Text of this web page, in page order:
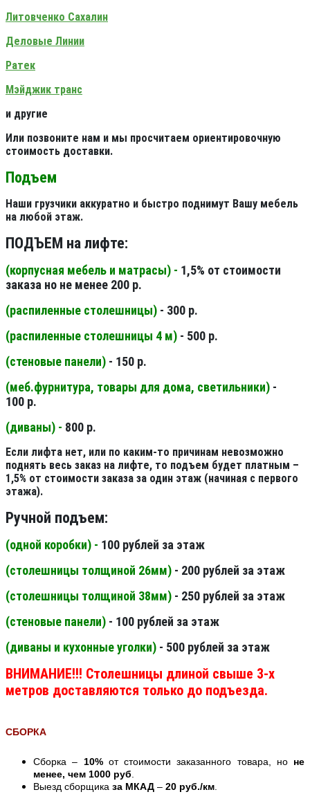
Литовченко Сахалин
Деловые Линии
Ратек
Мэйджик транс
и другие
Или позвоните нам и мы просчитаем ориентировочную
стоимость доставки.
Подъем
Наши грузчики аккуратно и быстро поднимут Вашу мебель
на любой этаж.
ПОДЪЕМ на лифте:
(корпусная мебель и матрасы) - 1,5% от стоимости
заказа но не менее 200 р.
(распиленные столешницы) - 300 р.
(распиленные столешницы 4 м) - 500 р.
(стеновые панели) - 150 р.
(меб.фурнитура, товары для дома, светильники) -
100 р.
(диваны) - 800 р.
Если лифта нет, или по каким-то причинам невозможно
поднять весь заказ на лифте, то подъем будет платным –
1,5% от стоимости заказа за один этаж (начиная с первого
этажа).
Ручной подъем:
(одной коробки) - 100 рублей за этаж
(столешницы толщиной 26мм) - 200 рублей за этаж
(столешницы толщиной 38мм) - 250 рублей за этаж
(стеновые панели) - 100 рублей за этаж
(диваны и кухонные уголки) - 500 рублей за этаж
ВНИМАНИЕ!!! Столешницы длиной свыше 3-х
метров доставляются только до подъезда.
СБОРКА
Сборка – 10%от стоимости заказанного товара, но не
менее, чем 1000 руб
Выезд сборщика за МКАД – 20 руб./км